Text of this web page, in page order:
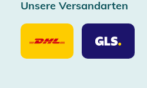
Unsere Versandarten
Unsere
Versandarten
DHL
Unsere
Versandarten
GLS